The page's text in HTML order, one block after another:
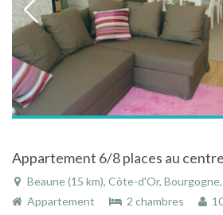
Beaune (15 km), Côte-d'Or, Bourgogne,
Appartement
2 chambres